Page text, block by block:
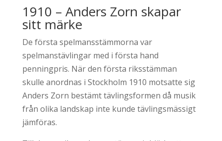
1910 – Anders Zorn skapar
sitt märke
De första spelmansstämmorna var
spelmanstävlingar med i första hand
penningpris. När den första riksstämman
skulle anordnas i Stockholm 1910 motsatte sig
Anders Zorn bestämt tävlingsformen då musik
från olika landskap inte kunde tävlingsmässigt
jämföras.